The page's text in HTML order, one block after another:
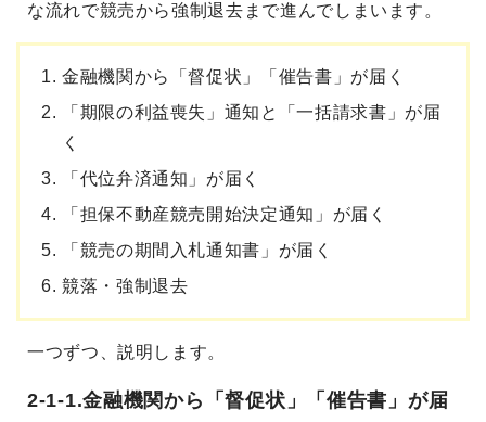
な流れで競売から強制退去まで進んでしまいます。
金融機関から「督促状」「催告書」が届く
「期限の利益喪失」通知と「一括請求書」が届
く
「代位弁済通知」が届く
「担保不動産競売開始決定通知」が届く
「競売の期間入札通知書」が届く
競落・強制退去
一つずつ、説明します。
2-1-1.金融機関から「督促状」「催告書」が届